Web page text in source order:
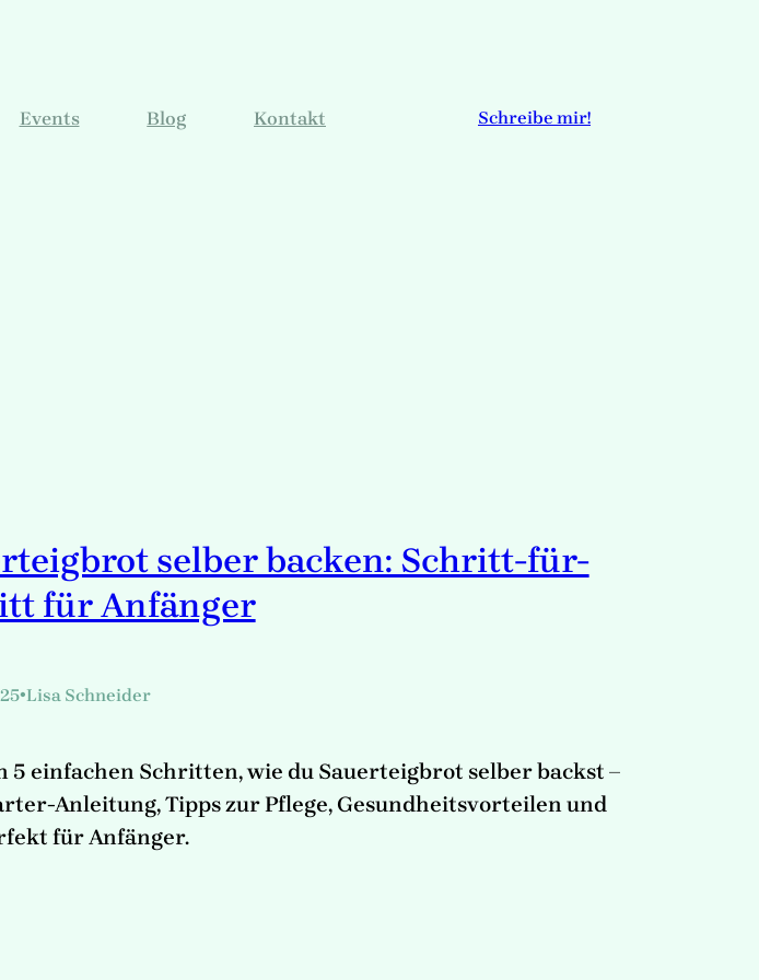
Events Blog Kontakt Schreibe mir!
selber backen: Schritt-für-
für Anfänger
•Lisa Schneider
5 einfachen Schritten, wie du Sauerteigbrot selber backst –
Anleitung, Tipps zur Pflege, Gesundheitsvorteilen und
für Anfänger.